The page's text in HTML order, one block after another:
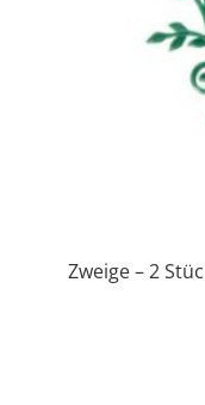
Zweige – 2